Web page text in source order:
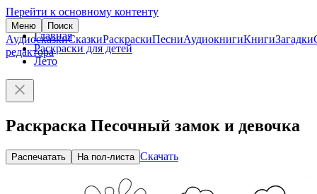
Перейти к основному контенту
Меню Поиск
АудиосказкиСказкиРаскраскиПесниАудиокнигиКнигиЗагадки
редактора
Главная
Раскраски для детей
Лето
Раскраска Песочный замок и девочка
Распечатать На пол-листа Скачать